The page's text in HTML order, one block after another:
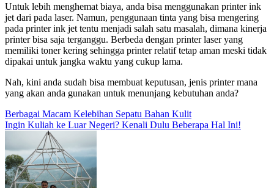
Untuk lebih menghemat biaya, anda bisa menggunakan printer ink
jet dari pada laser. Namun, penggunaan tinta yang bisa mengering
pada printer ink jet tentu menjadi salah satu masalah, dimana kinerja
printer bisa saja terganggu. Berbeda dengan printer laser yang
memiliki toner kering sehingga printer relatif tetap aman meski tidak
dipakai untuk jangka waktu yang cukup lama.
Nah, kini anda sudah bisa membuat keputusan, jenis printer mana
yang akan anda gunakan untuk menunjang kebutuhan anda?
Post
navigation
Berbagai Macam Kelebihan Sepatu Bahan Kulit
Ingin Kuliah ke Luar Negeri? Kenali Dulu Beberapa Hal Ini!